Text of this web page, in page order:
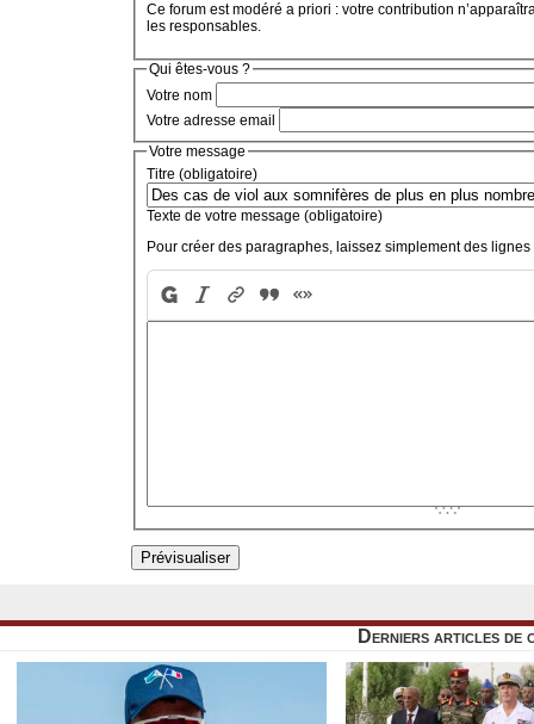
Ce forum est modéré a priori : votre contribution
les responsables.
Qui êtes-vous ?
Votre nom
Votre adresse email
Votre message
Titre (obligatoire)
Texte de votre message (obligatoire)
Pour créer des paragraphes, laissez simplement des lignes
Derniers articles de